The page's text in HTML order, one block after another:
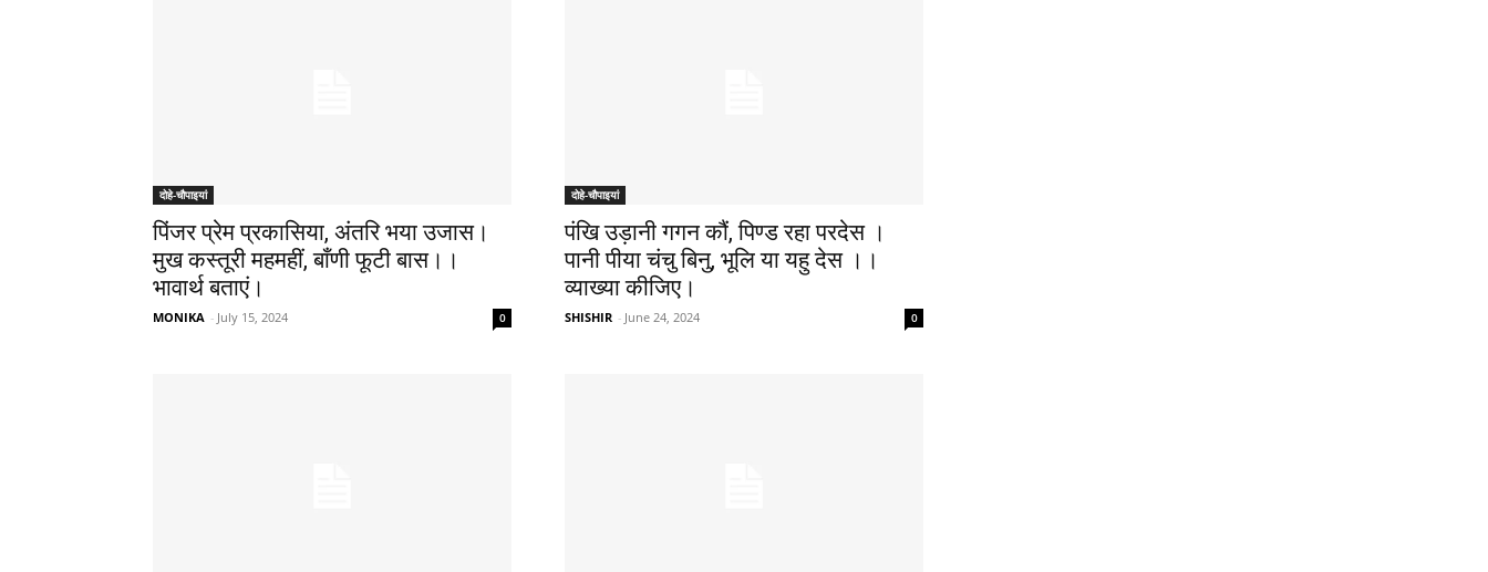
दोहे-चौपाइयां
पिंजर प्रेम प्रकासिया, अंतरि भया उजास।
मुख कस्तूरी महमहीं, बाँणी फूटी बास।।​
भावार्थ बताएं।
MONIKA - July 15, 2024 0
दोहे-चौपाइयां
पंखि उड़ानी गगन कौं, पिण्ड रहा परदेस ।
पानी पीया चंचु बिनु, भूलि या यहु देस ।।
व्याख्या कीजिए।
SHISHIR - June 24, 2024 0